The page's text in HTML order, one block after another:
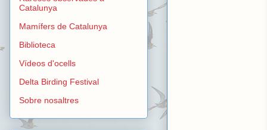
Catalunya
Mamífers de Catalunya
Biblioteca
Vídeos d'ocells
Delta Birding Festival
Sobre nosaltres